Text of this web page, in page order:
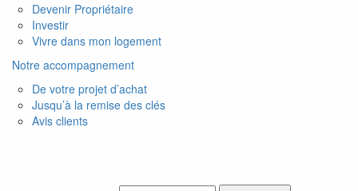
Devenir Propriétaire
Investir
Vivre dans mon logement
Notre accompagnement
De votre projet d’achat
Jusqu’à la remise des clés
Avis clients